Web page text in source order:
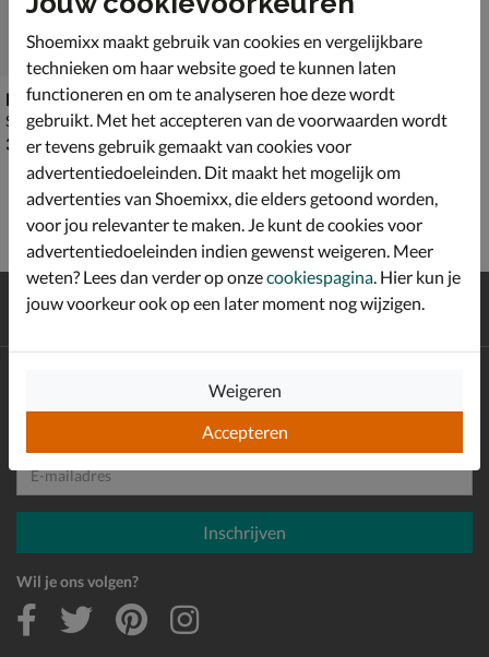
Havaianas Slim glitter II
Slippers - goud
€ 39,99
39 ,99
verzending en retour*
Schrijf je in voor de Shoemixx nieuwsbrief en ontvang €10,-
E-mailadres
Inschrijven
Wil je ons volgen?
Shoemixx maakt gebruik van cookies en vergelijkbare
technieken om haar website goed te kunnen laten
functioneren en om te analyseren hoe deze wordt
gebruikt. Met het accepteren van de voorwaarden wordt
er tevens gebruik gemaakt van cookies voor
advertentiedoeleinden. Dit maakt het mogelijk om
advertenties van Shoemixx, die elders getoond worden,
voor jou relevanter te maken. Je kunt de cookies voor
advertentiedoeleinden indien gewenst weigeren. Meer
weten? Lees dan verder op onzecookiespagina . Hier kun je
jouw voorkeur ook op een later moment nog wijzigen.
Accepteren
Weigeren